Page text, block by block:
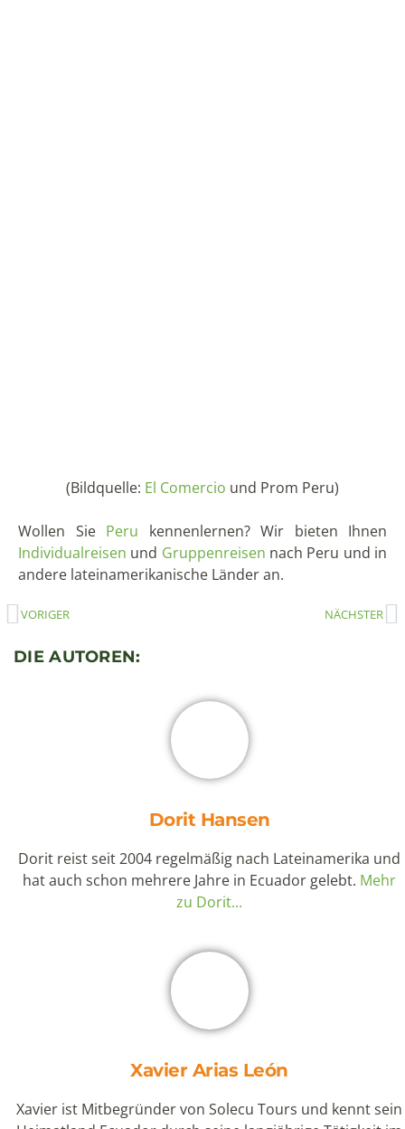
(Bildquelle: El Comercio und Prom Peru)
Wollen Sie Peru kennenlernen? Wir bieten Ihnen
Individualreisen und Gruppenreisen nach Peru und in
andere lateinamerikanische Länder an.
VORIGER NÄCHSTER
DIE AUTOREN:
Dorit Hansen
Dorit reist seit 2004 regelmäßig nach Lateinamerika und
hat auch schon mehrere Jahre in Ecuador gelebt. Mehr
zu Dorit...
Xavier Arias León
Xavier ist Mitbegründer von Solecu Tours und kennt sein